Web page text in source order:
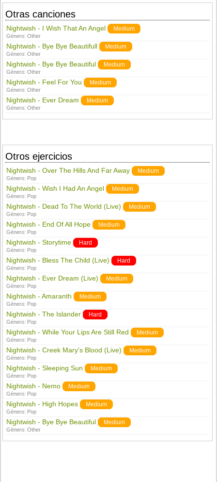
Otras canciones
Nightwish - I Wish That An Angel Medium
Género:Other
Nightwish - Bye Bye Beautifull Medium
Género:Other
Nightwish - Bye Bye Beautiful Medium
Género:Other
Nightwish - Feel For You Medium
Género:Other
Nightwish - Ever Dream Medium
Género:Other
Otros ejercicios
Nightwish - Over The Hills And Far Away Medium
Género: Pop
Nightwish - Wish I Had An Angel Medium
Género: Pop
Nightwish - Dead To The World (Live) Medium
Género: Pop
Nightwish - End Of All Hope Medium
Género: Pop
Nightwish - Storytime Hard
Género: Pop
Nightwish - Bless The Child (Live) Hard
Género: Pop
Nightwish - Ever Dream (Live) Medium
Género: Pop
Nightwish - Amaranth Medium
Género: Pop
Nightwish - The Islander Hard
Género: Pop
Nightwish - While Your Lips Are Still Red Medium
Género: Pop
Nightwish - Creek Mary's Blood (Live) Medium
Género: Pop
Nightwish - Sleeping Sun Medium
Género: Pop
Nightwish - Nemo Medium
Género: Pop
Nightwish - High Hopes Medium
Género: Pop
Nightwish - Bye Bye Beautiful Medium
Género:Other